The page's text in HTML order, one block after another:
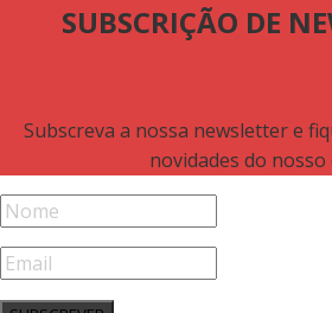
SUBSCRIÇÃO DE
Subscreva a nossa newsletter e
novidades do nosso